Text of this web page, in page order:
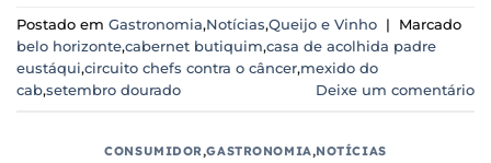
Postado em Gastronomia,Notícias,Queijo e Vinho |
Marcado
belo horizonte,cabernet butiquim,casa de acolhida padre
eustáqui,circuito chefs contra o câncer,mexido do
cab,setembro dourado Deixe um comentário
CONSUMIDOR,GASTRONOMIA,NOTÍCIAS